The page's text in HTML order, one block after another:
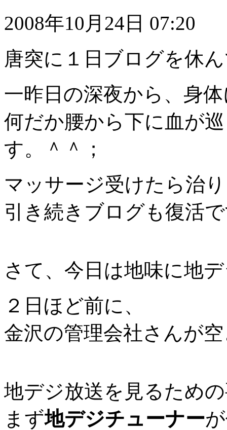
2008年10月24日 07:20
唐突に１日ブログを休
一昨日の深夜から、身
何だか腰から下に血が
す。＾＾；
マッサージ受けたら治
引き続きブログも復活
さて、今日は地味に地
２日ほど前に、
金沢の管理会社さんが
地デジ放送を見るため
まず地デジチューナー